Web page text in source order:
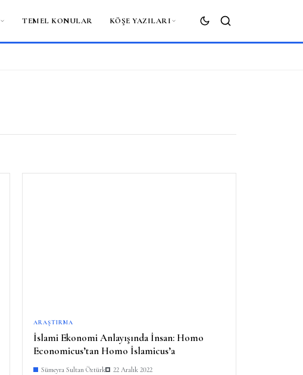
TEMEL KONULAR KÖŞE YAZILARI
ARA
ARAŞTIRMA
İslami Ekonomi Anlayışında İnsan: Homo
Economicus’tan Homo İslamicus’a
Sümeyra Sultan Öztürk 22 Aralık 2022